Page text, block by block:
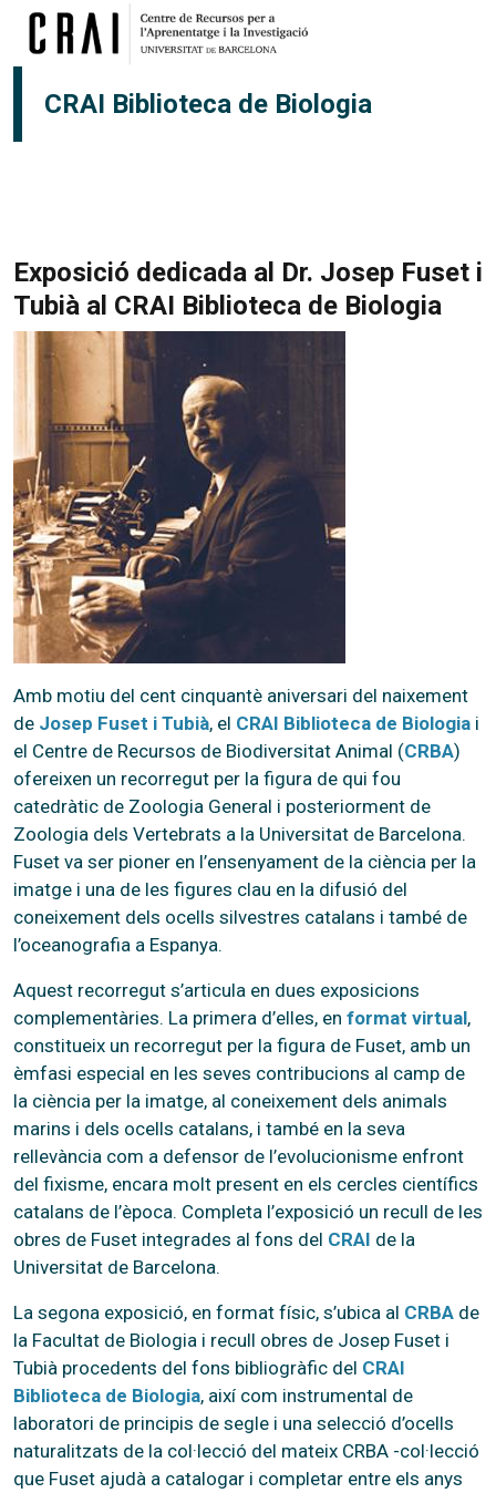
Pasar al contenido principal
CRAI Biblioteca de Biologia
Exposició dedicada al Dr. Josep Fuset i
Tubià al CRAI Biblioteca de Biologia
Amb motiu del cent cinquantè aniversari del naixement
de Josep Fuset i Tubià, el CRAI Biblioteca de Biologia i
el Centre de Recursos de Biodiversitat Animal (CRBA)
ofereixen un recorregut per la figura de qui fou
catedràtic de Zoologia General i posteriorment de
Zoologia dels Vertebrats a la Universitat de Barcelona.
Fuset va ser pioner en l’ensenyament de la ciència per la
imatge i una de les figures clau en la difusió del
coneixement dels ocells silvestres catalans i també de
l’oceanografia a Espanya.
Aquest recorregut s’articula en dues exposicions
complementàries. La primera d’elles, en format virtual,
constitueix un recorregut per la figura de Fuset, amb un
èmfasi especial en les seves contribucions al camp de
la ciència per la imatge, al coneixement dels animals
marins i dels ocells catalans, i també en la seva
rellevància com a defensor de l’evolucionisme enfront
del fixisme, encara molt present en els cercles científics
catalans de l’època. Completa l’exposició un recull de les
obres de Fuset integrades al fons del CRAI de la
Universitat de Barcelona.
La segona exposició, en format físic, s’ubica al CRBA de
la Facultat de Biologia i recull obres de Josep Fuset i
Tubià procedents del fons bibliogràfic del CRAI
Biblioteca de Biologia, així com instrumental de
laboratori de principis de segle i una selecció d’ocells
naturalitzats de la col·lecció del mateix CRBA -col·lecció
que Fuset ajudà a catalogar i completar entre els anys